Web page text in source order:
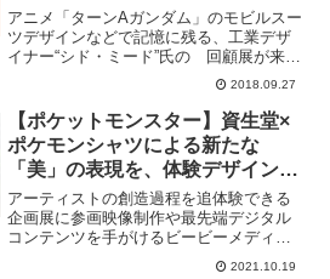
アニメ「ターンAガンダム」のモビルスー
ツデザインなどで記憶に残る、工業デザ
イナー“シド・ミード”氏の 回顧展が来
年、東京で開催が決定。シド・ミード展
PROGRESSIONS TYO 2019」会期：
2019年4月27日(土)〜2019年5...
2018.09.27
【ポケットモンスター】資生堂×
ポケモンシャツによる新たな
「美」の表現を、体験デザインの
力で拡張
アーティストの創造過程を追体験できる
企画展に参画映像制作や最先端デジタル
コンテンツを手がけるビービーメディア
株式会社(本社：東京都港区西麻布、代表
2021.10.19